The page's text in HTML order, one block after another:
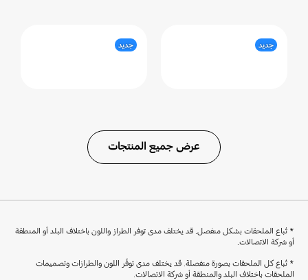
جديد جديد
عرض جميع المنتجات
* تُباع الملحقات بشكل منفصل. قد يختلف مدى توفر الطراز واللون باختلاف البلد أو المنطقة
أو شركة الاتصالات.
* تُباع كل الملحقات بصورة منفصلة. قد يختلف مدى توفّر اللون والطرازات وتصميمات
الملحقات باختلاف البلد والمنطقة أو شركة الاتصالات.